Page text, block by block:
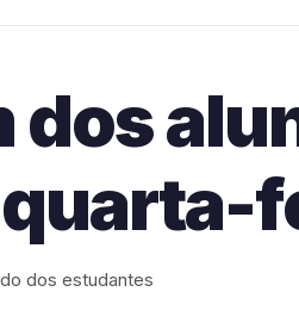
dos
quarta-
dos estudantes